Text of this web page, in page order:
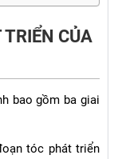
CỦA
bao gồm ba giai
tóc phát triển